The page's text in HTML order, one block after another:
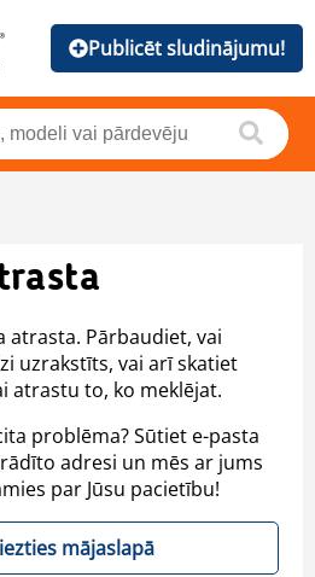
Publicēt sludinājumu!
atrasta. Pārbaudiet, vai
uzrakstīts, vai arī skatiet
atrastu to, ko meklējat.
problēma? Sūtiet e-pasta
adresi un mēs ar jums
par Jūsu pacietību!
mājaslapā